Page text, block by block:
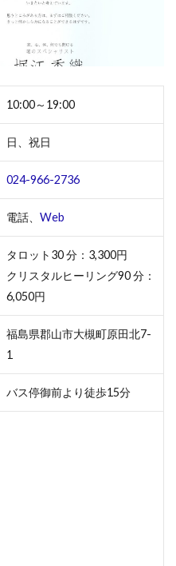
10:00～19:00
日、祝日
024-966-2736
電話、 Web
タロット30 分：3,300円
クリスタルヒーリング90 分：
6,050円
福島県郡山市大槻町原田北7-
1
バス停御前より徒歩15分